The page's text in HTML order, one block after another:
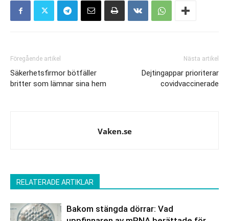
Föregående artikel
Säkerhetsfirmor bötfäller
britter som lämnar sina hem
Nästa artikel
Dejtingappar prioriterar
covidvaccinerade
Vaken.se
RELATERADE ARTIKLAR
Bakom stängda dörrar: Vad